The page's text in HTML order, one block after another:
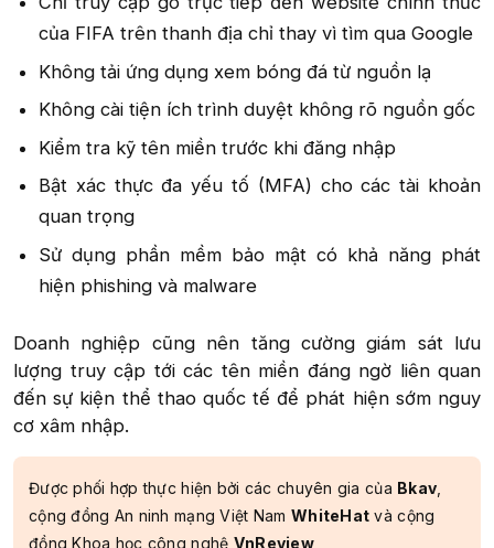
của FIFA trên thanh địa chỉ thay vì tìm qua Google​
Không tải ứng dụng xem bóng đá từ nguồn lạ​
Không cài tiện ích trình duyệt không rõ nguồn gốc​
Kiểm tra kỹ tên miền trước khi đăng nhập​
Bật xác thực đa yếu tố (MFA) cho các tài khoản
quan trọng​
Sử dụng phần mềm bảo mật có khả năng phát
hiện phishing và malware​
Doanh nghiệp cũng nên tăng cường giám sát lưu
lượng truy cập tới các tên miền đáng ngờ liên quan
đến sự kiện thể thao quốc tế để phát hiện sớm nguy
cơ xâm nhập.​
Được phối hợp thực hiện bởi các chuyên gia của Bkav
cộng đồng An ninh mạng Việt Nam WhiteHat và cộng
đồng Khoa học công nghệ VnReview